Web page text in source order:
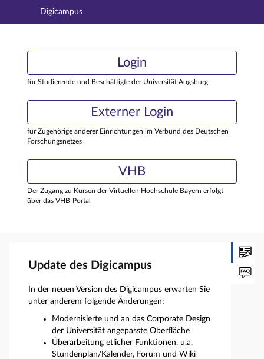
Hauptnavigation
Externer Login
Digicampus
Login
für Studierende und Beschäftigte der Universität Augsburg
Externer Login
für Zugehörige anderer Einrichtungen im Verbund des Deutschen
Forschungsnetzes
VHB
Der Zugang zu Kursen der Virtuellen Hochschule Bayern erfolgt
über das VHB-Portal
Update des Digicampus
In der neuen Version des Digicampus erwarten Sie
unter anderem folgende Änderungen:
Modernisierte und an das Corporate Design
der Universität angepasste Oberfläche
Überarbeitung etlicher Funktionen, u.a.
Stundenplan/Kalender, Forum und Wiki